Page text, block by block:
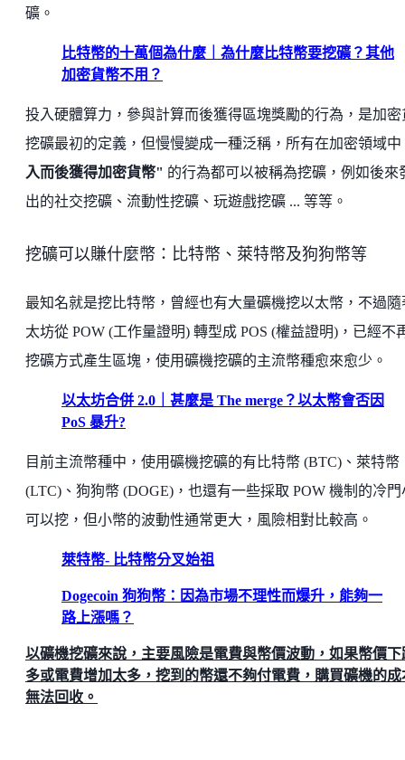
礦。
比特幣的十萬個為什麼｜為什麼比特幣要挖礦？其他
加密貨幣不用？
投入硬體算力，參與計算而後獲得區塊獎勵的行為，是加密
挖礦最初的定義，但慢慢變成一種泛稱，所有在加密領域中
入而後獲得加密貨幣" 的行為都可以被稱為挖礦，例如後來
出的社交挖礦、流動性挖礦、玩遊戲挖礦 ... 等等。
挖礦可以賺什麼幣：比特幣、萊特幣及狗狗幣等
最知名就是挖比特幣，曾經也有大量礦機挖以太幣，不過隨
太坊從 POW (工作量證明) 轉型成 POS (權益證明)，已經不
挖礦方式產生區塊，使用礦機挖礦的主流幣種愈來愈少。
以太坊合併 2.0｜甚麼是 The merge？以太幣會否因
PoS 暴升?
目前主流幣種中，使用礦機挖礦的有比特幣 (BTC)、萊特幣
(LTC)、狗狗幣 (DOGE)，也還有一些採取 POW 機制的冷門
可以挖，但小幣的波動性通常更大，風險相對比較高。
萊特幣- 比特幣分叉始祖
Dogecoin 狗狗幣：因為市場不理性而爆升，能夠一
路上漲嗎？
以礦機挖礦來說，主要風險是電費與幣價波動，如果幣價下
多或電費增加太多，挖到的幣還不夠付電費，購買礦機的成
無法回收。